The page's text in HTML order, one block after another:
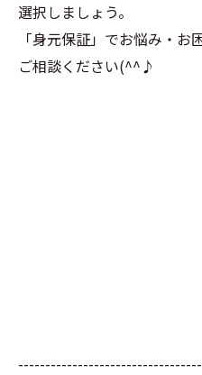
選択しましょう。
「身元保証」でお悩み・
ご相談ください(^^♪